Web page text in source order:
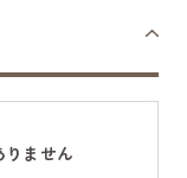
りません